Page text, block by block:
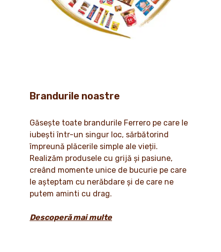
Brandurile noastre
Găsește toate brandurile Ferrero pe care le
iubești într-un singur loc, sărbătorind
împreună plăcerile simple ale vieții.
Realizăm produsele cu grijă și pasiune,
creând momente unice de bucurie pe care
le așteptam cu nerăbdare și de care ne
putem aminti cu drag.
Descoperă mai multe